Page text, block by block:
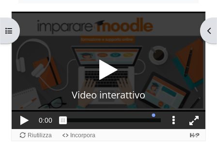
Apri indice del corso